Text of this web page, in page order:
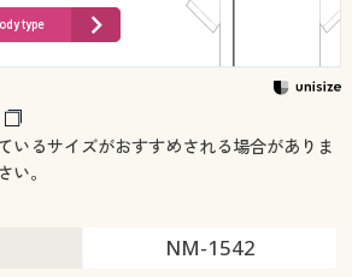
type
いるサイズがおすすめされる場合がありま
い。
NM-1542